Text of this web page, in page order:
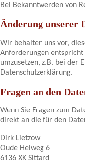
Bei Bekanntwerden von
Änderung unserer
Wir behalten uns vor,
Anforderungen
umzusetzen, z.B. bei der
Datenschutzerklärung.
Fragen an den
Wenn Sie Fragen zum
direkt an die für den
Dirk Lietzow
Oude Heiweg 6
6136 XK Sittard